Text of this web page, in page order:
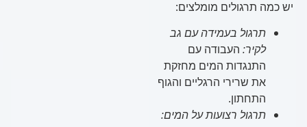
יש כמה תרגולים מומלצים:
תרגול בעמידה עם גב
לקיר:העבודה עם
התנגדות המים מחזקת
את שרירי הרגליים והגוף
התחתון.
תרגול רצועות על המים: